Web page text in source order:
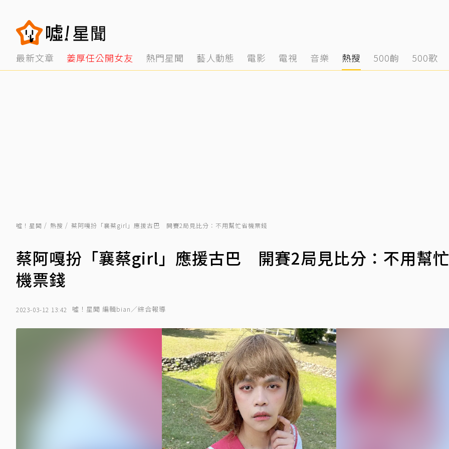
最新文章 姜厚任公開女友 熱門星聞 藝人動態 電影 電視 音樂 熱搜 500齣 500歌
噓！星聞 熱搜 蔡阿嘎扮「襄蔡girl」應援古巴 開賽2局見比分：不用幫忙省機票錢
蔡阿嘎扮「襄蔡girl」應援古巴 開賽2局見比分：不用幫
機票錢
2023-03-12 13:42 噓！星聞 編輯bian／綜合報導